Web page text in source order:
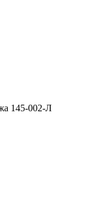
145-002-Л